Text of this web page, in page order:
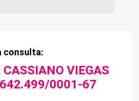
consulta:
VIEGAS
0001-67